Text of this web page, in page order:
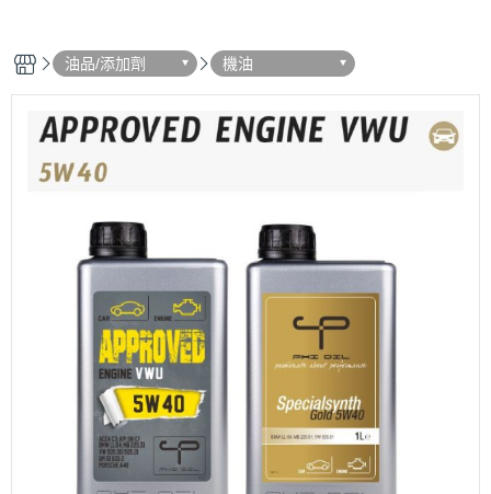
油品/添加劑 機油